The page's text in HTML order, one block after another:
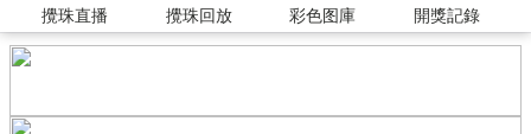
攪珠直播
攪珠回放 彩色图庫 開獎記錄